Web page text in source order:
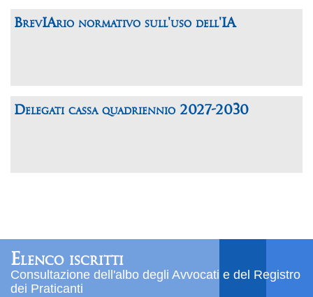
BrevIArio normativo sull'uso dell'IA
Delegati cassa quadriennio 2027-2030
Elenco iscritti
Consultazione dell'albo degli Avvocati e del Registro
dei Praticanti